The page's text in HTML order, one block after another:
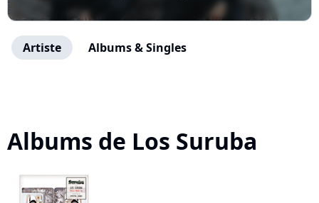
Artiste Albums & Singles
Albums de Los Suruba